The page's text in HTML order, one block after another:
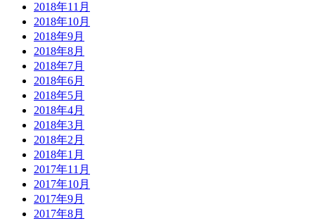
2018年11月
2018年10月
2018年9月
2018年8月
2018年7月
2018年6月
2018年5月
2018年4月
2018年3月
2018年2月
2018年1月
2017年11月
2017年10月
2017年9月
2017年8月